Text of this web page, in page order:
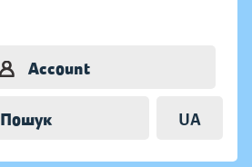
Account
Пошук UA